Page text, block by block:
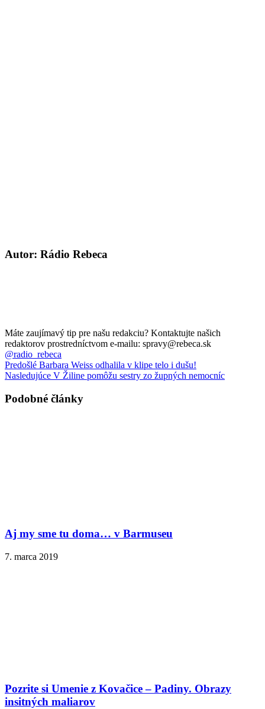
Autor: Rádio Rebeca
Máte zaujímavý tip pre našu redakciu? Kontaktujte našich
redaktorov prostredníctvom e-mailu: spravy@rebeca.sk
@radio_rebeca
Predošlé Barbara Weiss odhalila v klipe telo i dušu!
Nasledujúce V Žiline pomôžu sestry zo župných nemocníc
Podobné články
Aj my sme tu doma… v Barmuseu
7. marca 2019
Pozrite si Umenie z Kovačice – Padiny. Obrazy
insitných maliarov